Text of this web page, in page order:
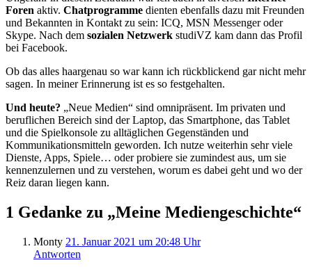
Foren aktiv. Chatprogramme dienten ebenfalls dazu mit Freunden
und Bekannten in Kontakt zu sein: ICQ, MSN Messenger oder
Skype. Nach dem sozialen Netzwerk studiVZ kam dann das Profil
bei Facebook.
Ob das alles haargenau so war kann ich rückblickend gar nicht mehr
sagen. In meiner Erinnerung ist es so festgehalten.
Und heute? „Neue Medien“ sind omnipräsent. Im privaten und
beruflichen Bereich sind der Laptop, das Smartphone, das Tablet
und die Spielkonsole zu alltäglichen Gegenständen und
Kommunikationsmitteln geworden. Ich nutze weiterhin sehr viele
Dienste, Apps, Spiele… oder probiere sie zumindest aus, um sie
kennenzulernen und zu verstehen, worum es dabei geht und wo der
Reiz daran liegen kann.
1 Gedanke zu „Meine Mediengeschichte“
Monty 21. Januar 2021 um 20:48 Uhr
Antworten